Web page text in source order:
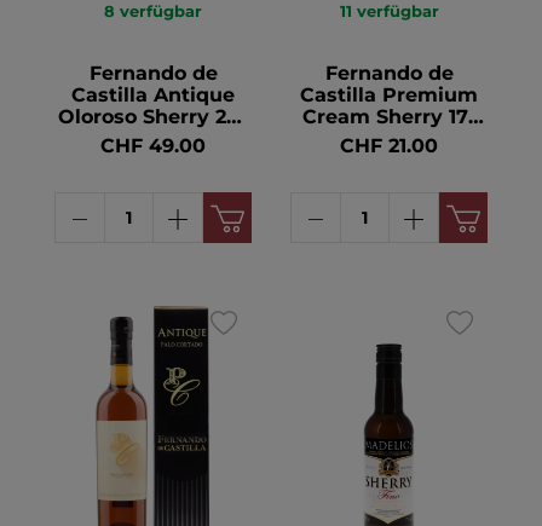
8 verfügbar
Fernando de
Castilla Antique
Oloroso Sherry 20°
50cl
CHF 49.00
11 verfügbar
Fernando de
Castilla Premium
Cream Sherry 17°
75cl
CHF 21.00